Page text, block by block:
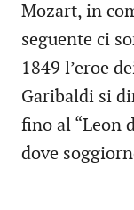
Mozart, in
seguente ci
1849 l’eroe
Garibaldi si
fino al “Leon
dove